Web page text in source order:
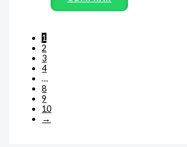
1
2
3
4
…
8
9
10
→